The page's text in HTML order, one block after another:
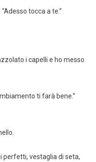
tocca a te.”
i capelli e ho messo
ti farà bene.”
perfetti, vestaglia di seta,